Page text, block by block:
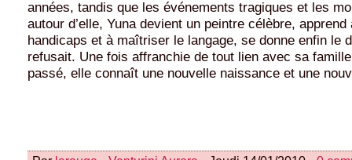
années, tandis que les événements tragiques et les
autour d’elle, Yuna devient un peintre célèbre,
handicaps et à maîtriser le langage, se donne enfin le
refusait. Une fois affranchie de tout lien avec sa
passé, elle connaît une nouvelle naissance et une